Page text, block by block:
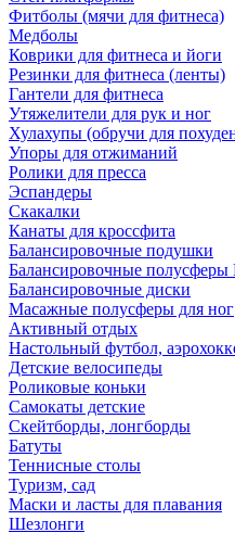
Фитболы (мячи для фитнеса)
Медболы
Коврики для фитнеса и йоги
Резинки для фитнеса (ленты)
Гантели для фитнеса
Утяжелители для рук и ног
Хулахупы (обручи для
Упоры для отжиманий
Ролики для пресса
Эспандеры
Скакалки
Канаты для кроссфита
Балансировочные подушки
Балансировочные полусферы
Балансировочные диски
Масажные полусферы для ног
Активный отдых
Настольный футбол,
Детские велосипеды
Роликовые коньки
Самокаты детские
Скейтборды, лонгборды
Батуты
Теннисные столы
Туризм, сад
Маски и ласты для плавания
Шезлонги